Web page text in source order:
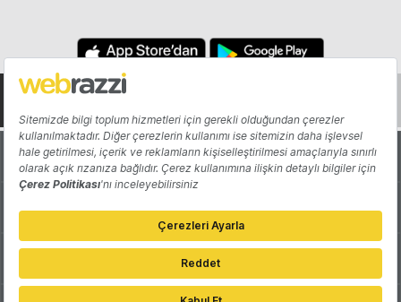
Hakkında Yazarlar
Katkıda Bulun Reklam